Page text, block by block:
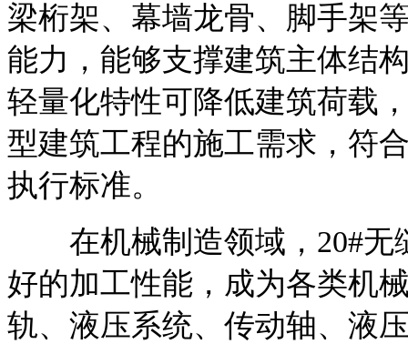
梁桁架、幕墙龙骨、脚手架
能力，能够支撑建筑主体结
轻量化特性可降低建筑荷载
型建筑工程的施工需求，符
执行标准。
在机械制造领域，20#无
好的加工性能，成为各类机
轨、液压系统、传动轴、液